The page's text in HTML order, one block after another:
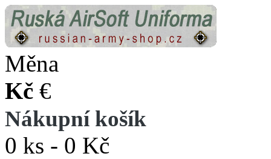
Měna
Kč €
Nákupní košík
0 ks - 0 Kč